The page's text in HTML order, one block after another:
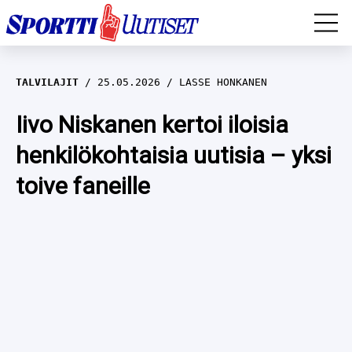
EM-YLEISURHEILU
JÄÄKIEKKO
YLEISURHEILU
WILMA HELTELÄ
TALVILAJIT
TALVILAJIT 25.05.2026 LASSE HONKANEN
Iivo Niskanen kertoi iloisia
henkilökohtaisia uutisia – yksi
toive faneille